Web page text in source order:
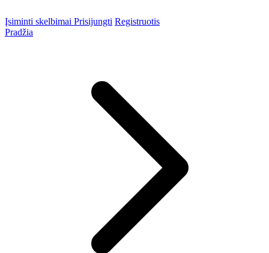
Įsiminti skelbimai Prisijungti Registruotis
Pradžia